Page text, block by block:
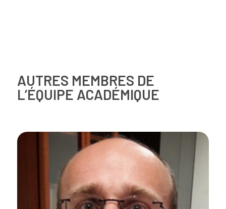
AUTRES MEMBRES DE
L’ÉQUIPE ACADÉMIQUE